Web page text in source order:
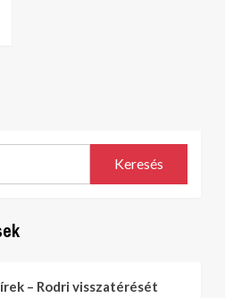
Keresés
– Rodri visszatérését